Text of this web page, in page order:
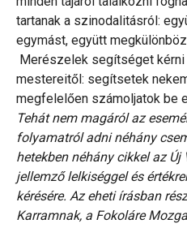
tartanak a szinodalitásról:
egymást, együtt
Merészelek segítséget kérni
mestereitől: segítsetek
megfelelően számoljatok be
Tehát nem magáról az
folyamatról adni néhány
hetekben néhány cikkel az Új
jellemző lelkiséggel és
kérésére. Az eheti írásban
Karramnak, a Fokoláre